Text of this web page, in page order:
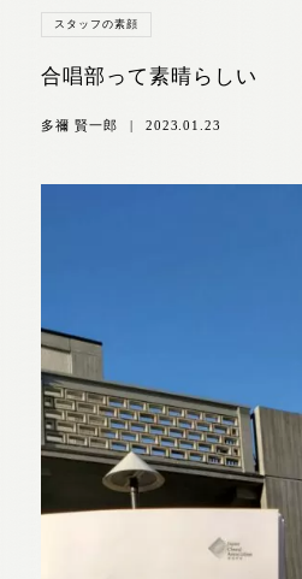
スタッフの素顔
合唱部って素晴らしい
多禰 賢一郎 | 2023.01.23